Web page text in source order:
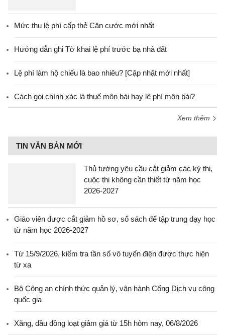
Mức thu lệ phí cấp thẻ Căn cước mới nhất
Hướng dẫn ghi Tờ khai lệ phí trước bạ nhà đất
Lệ phí làm hộ chiếu là bao nhiêu? [Cập nhật mới nhất]
Cách gọi chính xác là thuế môn bài hay lệ phí môn bài?
Xem thêm
TIN VĂN BẢN MỚI
Thủ tướng yêu cầu cắt giảm các kỳ thi,
cuộc thi không cần thiết từ năm học
2026-2027
Giáo viên được cắt giảm hồ sơ, sổ sách để tập trung dạy học
từ năm học 2026-2027
Từ 15/9/2026, kiểm tra tần số vô tuyến điện được thực hiện
từ xa
Bộ Công an chính thức quản lý, vận hành Cổng Dịch vụ công
quốc gia
Xăng, dầu đồng loạt giảm giá từ 15h hôm nay, 06/8/2026